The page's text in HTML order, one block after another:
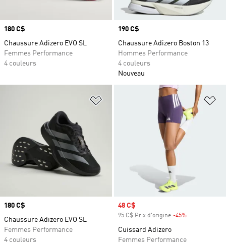
Prix
180 C$
Chaussure Adizero EVO SL
Femmes Performance
4 couleurs
Prix
190 C$
Chaussure Adizero Boston 13
Hommes Performance
4 couleurs
Nouveau
Ajouter à la Liste de produits
Prix
180 C$
Chaussure Adizero EVO SL
Femmes Performance
4 couleurs
Prix soldé
48 C$
95 C$ Prix d'origine -45%
Cuissard Adizero
Femmes Performance